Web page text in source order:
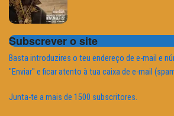
Subscrever o site
Basta introduzires o teu endereço de e-mail e
"Enviar" e ficar atento à tua caixa de e-mail
Junta-te a mais de 1500 subscritores.